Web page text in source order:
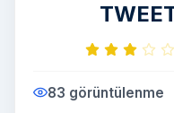
83 görüntülenme